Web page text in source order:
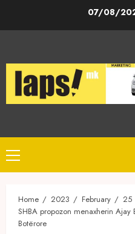
07/08/
Primary
Menu
Home 2023 February
25
SHBA propozon menaxherin Ajay
Botërore